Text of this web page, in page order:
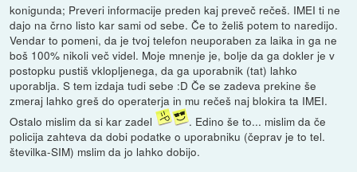
konigunda; Preveri informacije preden kaj preveč rečeš. IMEI ti ne
dajo na črno listo kar sami od sebe. Če to želiš potem to naredijo.
Vendar to pomeni, da je tvoj telefon neuporaben za laika in ga ne
boš 100% nikoli več videl. Moje mnenje je, bolje da ga dokler je v
postopku pustiš vklopljenega, da ga uporabnik (tat) lahko
uporablja. S tem izdaja tudi sebe :D Če se zadeva prekine še
zmeraj lahko greš do operaterja in mu rečeš naj blokira ta IMEI.
Ostalo mislim da si kar zadel
. Edino še to... mislim da če
policija zahteva da dobi podatke o uporabniku (čeprav je to tel.
številka-SIM) mslim da jo lahko dobijo.